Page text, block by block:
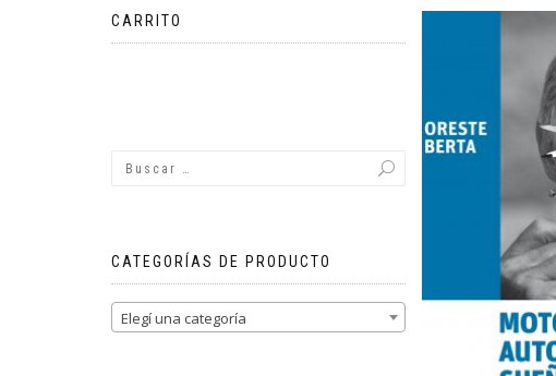
CARRITO
CATEGORÍAS DE PRODUCTO
Elegí una categoría